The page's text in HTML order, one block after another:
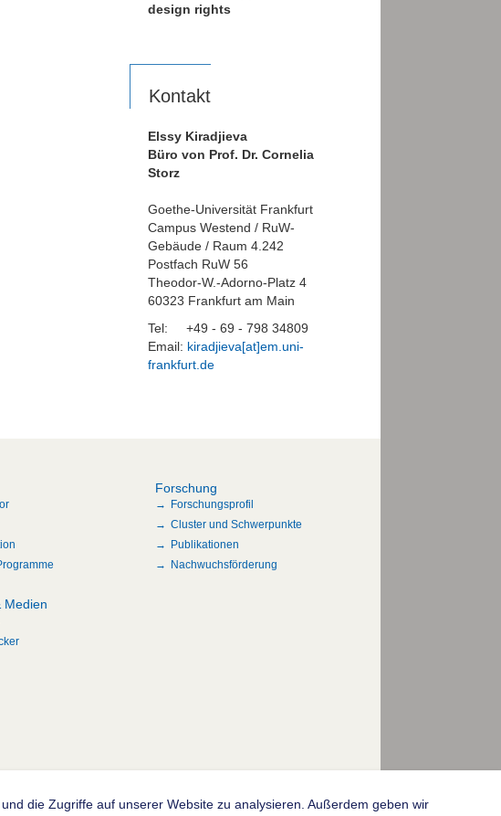
design rights
Kontakt
Elssy Kiradjieva
Büro von Prof. Dr. Cornelia
Storz
Goethe-Universität Frankfurt
Campus Westend / RuW-
Gebäude / Raum 4.242
Postfach RuW 56
Theodor-W.-Adorno-Platz 4
60323 Frankfurt am Main
Tel: +49 - 69 - 798 34809
Email: kiradjieva[at]em.uni-
frankfurt.de
Forschung
Forschungsprofil
Cluster und Schwerpunkte
Publikationen
Nachwuchsförderung
Medien
© 2004-2026 Goethe-Universität Frankfurt am Main
die Zugriffe auf unserer Website zu analysieren. Außerdem geben wir